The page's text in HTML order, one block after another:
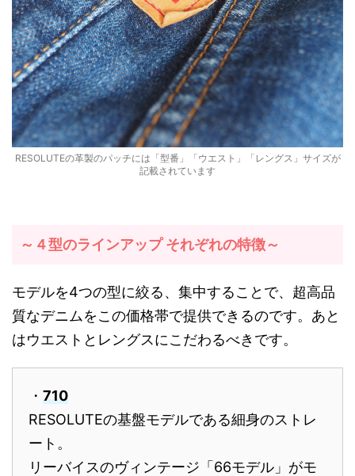
RESOLUTEの革製のパッチには「型番」「ウエスト」「レングス」サイズが
記載されています
～４型のラインアップ それぞれの特徴～
モデルを4つの型に絞る、集中することで、超高品
質なデニムをこの価格帯で提供できるのです。あと
はウエストとレングスにこだわるべきです。
・ 710
RESOLUTEの基盤モデルである細身のストレ
ート。
リーバイスのヴィンテージ「66モデル」がモ